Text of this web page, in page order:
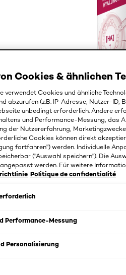
Helles Blond & alle Top Tipps
Cookies & ähnlichen
verwendet Cookies und ähnliche
abzurufen (z.B. IP-Adresse, Nutzer-
unbedingt erforderlich. Andere
und Performance-Messung, das
der Nutzererfahrung,
Cookies können direkt
fortfahren") werden. Individuelle
("Auswahl speichern"). Die
werden. Für weitere
Politique de confidentialité
Performance-Messung
Personalisierung